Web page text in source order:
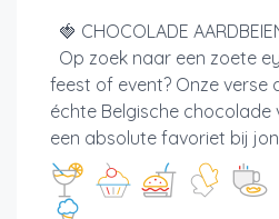
🍓 CHOCOLADE
Op zoek naar een zoete
feest of event? Onze verse
échte Belgische chocolade
een absolute favoriet bij